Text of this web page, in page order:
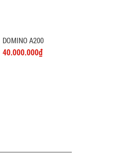
DOMINO A200
40.000.000₫